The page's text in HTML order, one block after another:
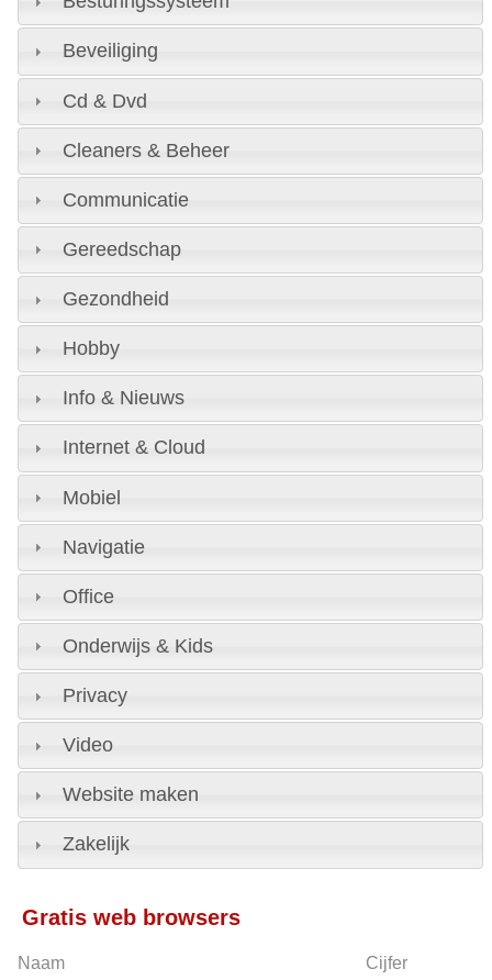
Beveiliging
Cd & Dvd
Cleaners & Beheer
Communicatie
Gereedschap
Gezondheid
Hobby
Info & Nieuws
Internet & Cloud
Mobiel
Navigatie
Office
Onderwijs & Kids
Privacy
Video
Website maken
Zakelijk
Gratis web browsers
Naam Cijfer